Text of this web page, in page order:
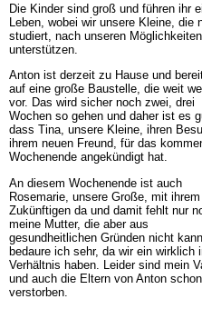
Die Kinder sind groß und führen ihr
Leben, wobei wir unsere Kleine, die
studiert, nach unseren Möglichkeiten
unterstützen.
Anton ist derzeit zu Hause und
auf eine große Baustelle, die weit
vor. Das wird sicher noch zwei, drei
Wochen so gehen und daher ist es
dass Tina, unsere Kleine, ihren
ihrem neuen Freund, für das
Wochenende angekündigt hat.
An diesem Wochenende ist auch
Rosemarie, unsere Große, mit ihrem
Zukünftigen da und damit fehlt nur
meine Mutter, die aber aus
gesundheitlichen Gründen nicht
bedaure ich sehr, da wir ein wirklich
Verhältnis haben. Leider sind mein
und auch die Eltern von Anton schon
verstorben.